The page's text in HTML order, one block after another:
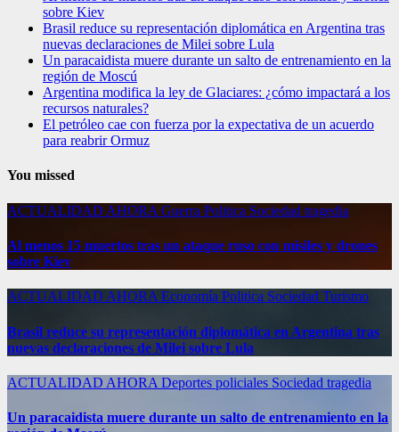
sobre Kiev
Brasil reduce su representación diplomática en Argentina tras
nuevas declaraciones de Milei sobre Lula
Un paracaidista muere durante un salto de entrenamiento en la
región de Moscú
Argentina modifica la ley de Glaciares: ¿cómo impactará a los
recursos naturales?
El petróleo cae con fuerza por la expectativa de un acuerdo
para reabrir Ormuz
You missed
ACTUALIDAD AHORA Guerra Politica Sociedad tragedia
Al menos 15 muertos tras un ataque ruso con misiles y drones
sobre Kiev
ACTUALIDAD AHORA Economía Politica Sociedad Turismo
Brasil reduce su representación diplomática en Argentina tras
nuevas declaraciones de Milei sobre Lula
ACTUALIDAD AHORA Deportes policiales Sociedad tragedia
Un paracaidista muere durante un salto de entrenamiento en la